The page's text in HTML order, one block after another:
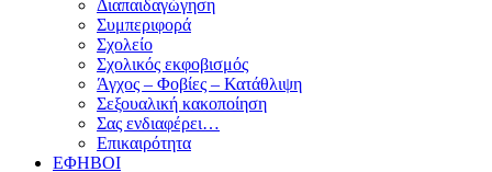
Διαπαιδαγώγηση
Συμπεριφορά
Σχολείο
Σχολικός εκφοβισμός
Άγχος – Φοβίες – Κατάθλιψη
Σεξουαλική κακοποίηση
Σας ενδιαφέρει…
Επικαιρότητα
ΕΦΗΒΟΙ